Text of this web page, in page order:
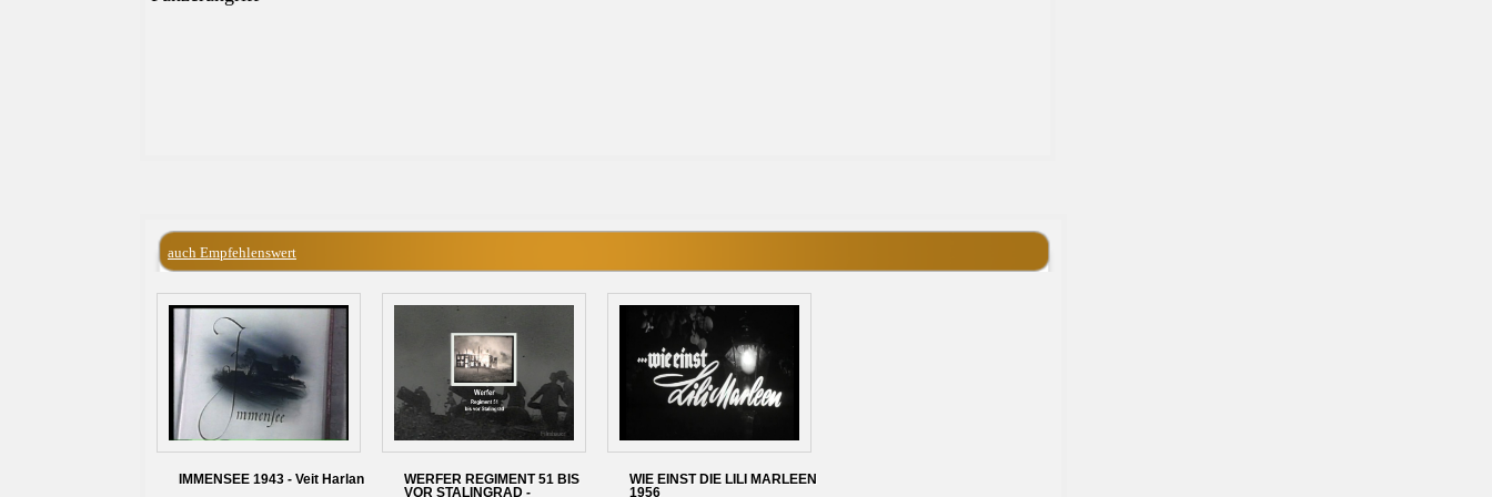
auch Empfehlenswert
IMMENSEE 1943 - Veit Harlan
WERFER REGIMENT 51 BIS
VOR STALINGRAD -
WIE EINST DIE LILI MARLEEN
1956